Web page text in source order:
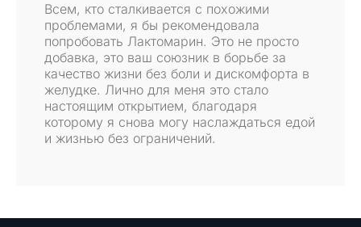
Всем, кто сталкивается с похожими
проблемами, я бы рекомендовала
попробовать Лактомарин. Это не просто
добавка, это ваш союзник в борьбе за
качество жизни без боли и дискомфорта в
желудке. Лично для меня это стало
настоящим открытием, благодаря
которому я снова могу наслаждаться едой
и жизнью без ограничений.